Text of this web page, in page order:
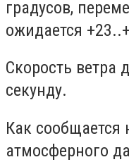
градусов,
ожидается
Скорость ветра
секунду.
Как сообщается
атмосферного